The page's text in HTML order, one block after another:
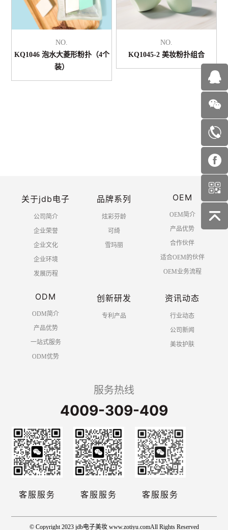
NO.
KQ1046 泡水大菱形粉扑（4个
装）
NO.
KQ1045-2 美妆粉扑组合
5 下一页
关于jdb电子
公司简介
企业荣誉
企业文化
企业环境
发展历程
品牌系列
炫彩芬龄
可绮
雪玛丽
OEM
OEM简介
产品优势
合作伙伴
适合OEM的伙伴
OEM业务流程
ODM
ODM简介
产品优势
一站式服务
ODM优势
创新研发
专利产品
资讯动态
行业动态
公司新闻
美妆护肤
服务热线
4009-309-409
客服服务 客服服务 客服服务
© Copyright 2023 jdb电子美妆 www.zotiyu.comAll Rights Reserved